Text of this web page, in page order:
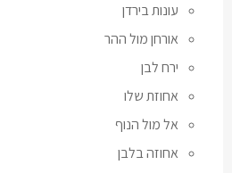
עונות בירדן
אורחן מול ההר
ירח לבן
אחוזת שלו
אל מול הנוף
אחוזה בלבן